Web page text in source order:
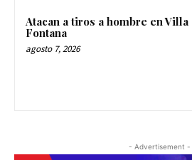
Atacan a tiros a hombre en Villa
Fontana
agosto 7, 2026
- Advertisement -